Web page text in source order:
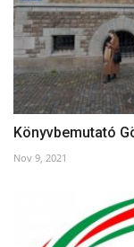
Könyvbemutató
Nov 9, 2021